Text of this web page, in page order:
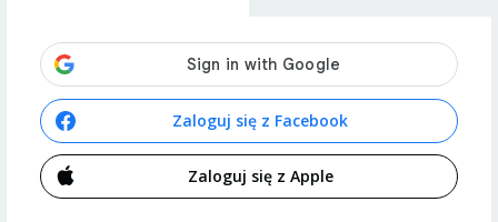
Zaloguj się z Facebook
Zaloguj się z Apple